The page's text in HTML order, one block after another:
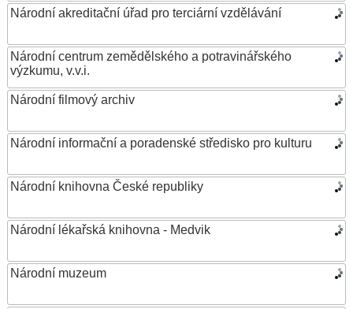
Národní akreditační úřad pro terciární vzdělávání
Národní centrum zemědělského a potravinářského
výzkumu, v.v.i.
Národní filmový archiv
Národní informační a poradenské středisko pro kulturu
Národní knihovna České republiky
Národní lékařská knihovna - Medvik
Národní muzeum